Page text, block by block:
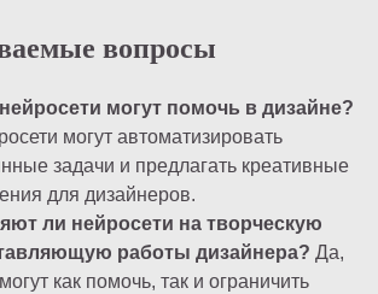
вопросы
нейросети могут помочь в дизайне?
могут автоматизировать
задачи и предлагать креативные
для дизайнеров.
ли нейросети на творческую
работы дизайнера? Да,
как помочь, так и ограничить